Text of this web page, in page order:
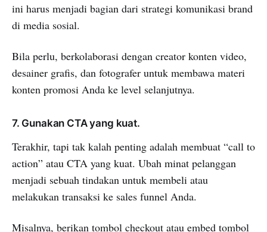
ini harus menjadi bagian dari strategi komunikasi brand
di media sosial.
Bila perlu, berkolaborasi dengan creator konten video,
desainer grafis, dan fotografer untuk membawa materi
konten promosi Anda ke level selanjutnya.
7. Gunakan CTA yang kuat.
Terakhir, tapi tak kalah penting adalah membuat “call to
action” atau CTA yang kuat. Ubah minat pelanggan
menjadi sebuah tindakan untuk membeli atau
melakukan transaksi ke sales funnel Anda.
Misalnya, berikan tombol checkout atau embed tombol